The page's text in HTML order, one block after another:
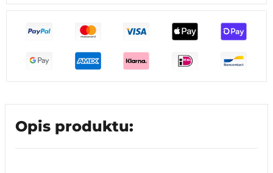
Opis produktu: